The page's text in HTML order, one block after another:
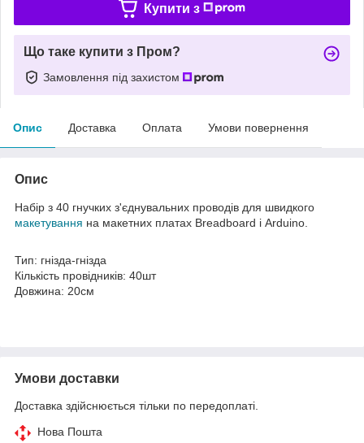
Купити з
Що таке купити з Пром?
Замовлення під захистом
Опис Доставка Оплата Умови повернення
Опис
Набір з 40 гнучких з'єднувальних проводів для швидкого
макетування на макетних платах Breadboard і Arduino.
Тип: гнізда-гнізда
Кількість провідників: 40шт
Довжина: 20см
Умови доставки
Доставка здійснюється тільки по передоплаті.
Нова Пошта